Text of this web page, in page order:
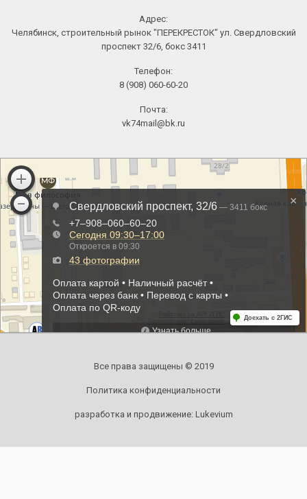
Адрес:
Челябинск, строительный рынок "ПЕРЕКРЕСТОК" ул. Свердловский
проспект 32/6, бокс 3411
Телефон:
8 (908) 060-60-20
Почта:
vk74mail@bk.ru
Все права защищены © 2019
Политика конфиденциальности
разработка и продвижение: Lukevium